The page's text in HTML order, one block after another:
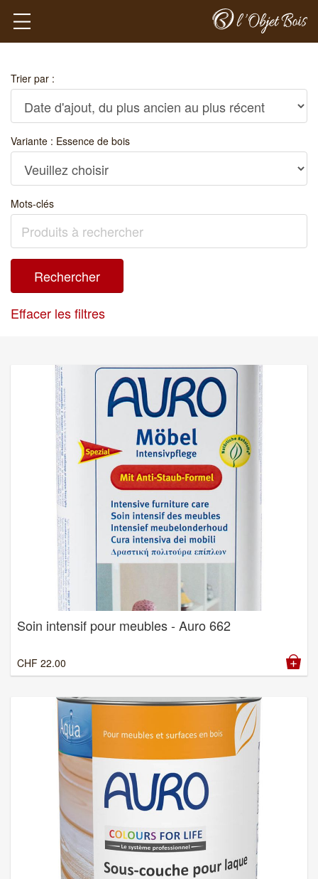
Trier par :
Variante : Essence de bois
Mots-clés
Effacer les filtres
Soin intensif pour meubles - Auro 662
CHF 22.00